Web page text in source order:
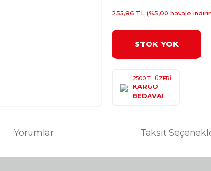
255,86 TL (%5,00 havale
STOK YOK
2500 TL ÜZERİ
KARGO
BEDAVA!
Yorumlar Taksit